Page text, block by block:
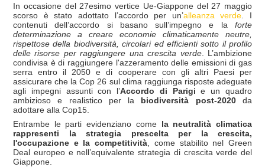
In occasione del 27esimo vertice Ue-Giappone del 27 maggio
scorso è stato adottato l’accordo per un’alleanza verde . I
contenuti dell’accordo si basano sull’impegno e la forte
determinazione a creare economie climaticamente neutre,
rispettose della biodiversità , circolari ed efficienti sotto il profilo
delle risorse per raggiungere una crescita verde. L’ambizione
condivisa è di raggiungere l'azzeramento delle emissioni di gas
serra entro il 2050 e di cooperare con gli altri Paesi per
assicurare che la Cop 26 sul clima raggiunga risposte adeguate
agli impegni assunti con l’Accordo di Parigi e un quadro
ambizioso e realistico per la biodiversità post-2020da
adottare alla Cop15.
Entrambe le parti evidenziano come la neutralitàclimatica
rappresenti la strategia prescelta per la crescita,
l'occupazione e la competitività , come stabilito nel Green
Deal europeo e nell’equivalente strategia di crescita verde del
Giappone.